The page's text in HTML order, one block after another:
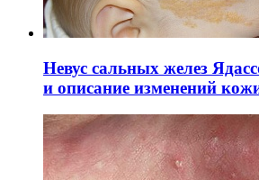
Невус сальных желез
и описание изменений